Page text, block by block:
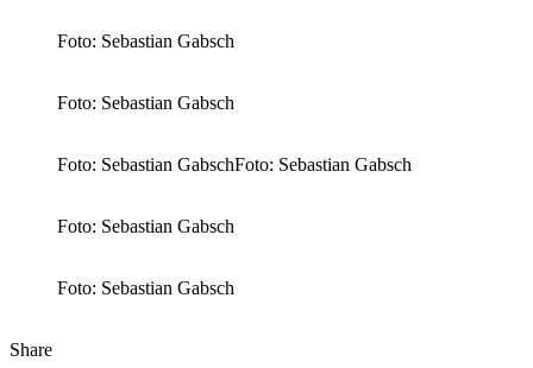
Foto: Sebastian Gabsch
Foto: Sebastian Gabsch
Foto: Sebastian GabschFoto: Sebastian Gabsch
Foto: Sebastian Gabsch
Foto: Sebastian Gabsch
Share